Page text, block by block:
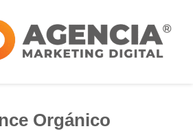
Orgánico